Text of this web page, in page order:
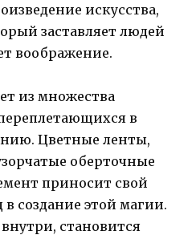
искусства,
заставляет людей
воображение.
из множества
в
Цветные ленты,
оберточные
приносит свой
создание этой магии.
становится